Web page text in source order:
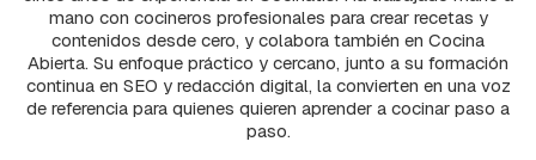
mano con cocineros profesionales para crear recetas y
contenidos desde cero, y colabora también en Cocina
Abierta. Su enfoque práctico y cercano, junto a su formación
continua en SEO y redacción digital, la convierten en una voz
de referencia para quienes quieren aprender a cocinar paso a
paso.